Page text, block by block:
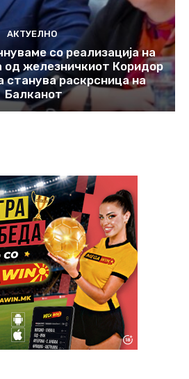
АКТУЕЛНО
со реализација на
од железничкиот Коридор
станува раскрсница на
Балканот